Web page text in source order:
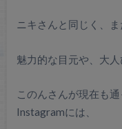
ニキさんと同じく、
魅力的な目元や、大
このんさんが現在も
Instagramには、